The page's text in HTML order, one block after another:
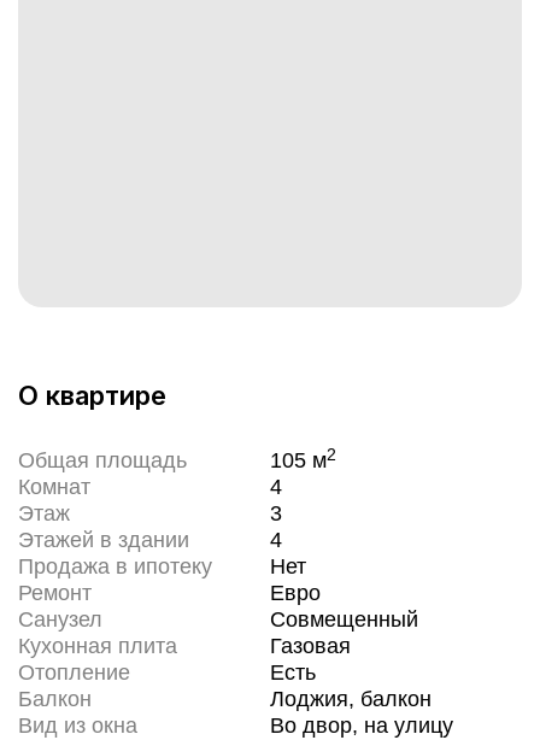
О квартире
Общая площадь 105 м2
Комнат
4
Этаж
3
Этажей в здании
4
Продажа в ипотеку
Нет
Ремонт
Евро
Санузел
Совмещенный
Кухонная плита
Газовая
Отопление
Есть
Балкон
Лоджия, балкон
Вид из окна
Во двор, на улицу